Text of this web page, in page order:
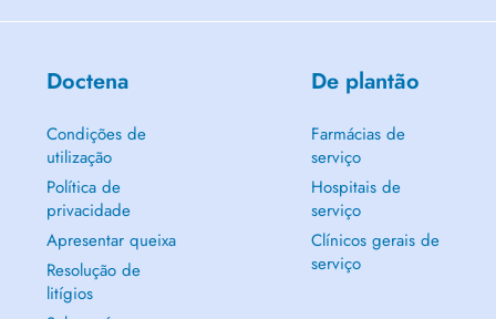
Doctena
Condições de
utilização
Política de
privacidade
Apresentar queixa
Resolução de
litígios
De plantão
Farmácias de
serviço
Hospitais de
serviço
Clínicos gerais de
serviço